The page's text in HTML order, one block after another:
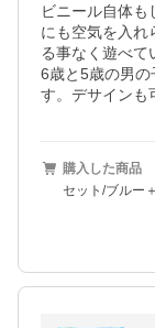
ビニール自体
にも空気を入れ
る事なく遊べて
6歳と5歳の男
す。デサインも
購入した商品
セット/ブルー